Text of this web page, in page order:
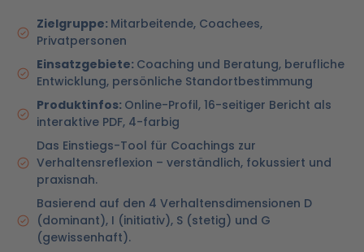
Zielgruppe: Mitarbeitende, Coachees,
Privatpersonen
Einsatzgebiete: Coaching und Beratung, berufliche
Entwicklung, persönliche Standortbestimmung
Produktinfos: Online-Profil, 16-seitiger Bericht als
interaktive PDF, 4-farbig
Das Einstiegs-Tool für Coachings zur
Verhaltensreflexion – verständlich, fokussiert und
praxisnah.
Basierend auf den 4 Verhaltensdimensionen D
(dominant), I (initiativ), S (stetig) und G
(gewissenhaft).